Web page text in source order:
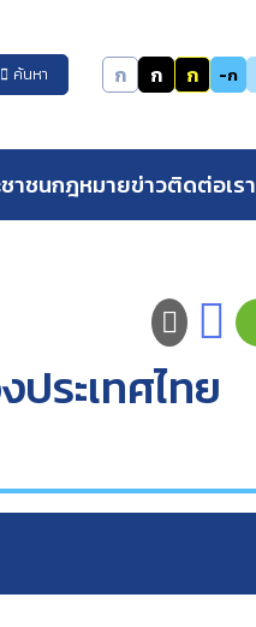
ค้นหา ก ก ก -ก
าชนกฎหมายข่าวติดต่อเรา
ระเทศไทย